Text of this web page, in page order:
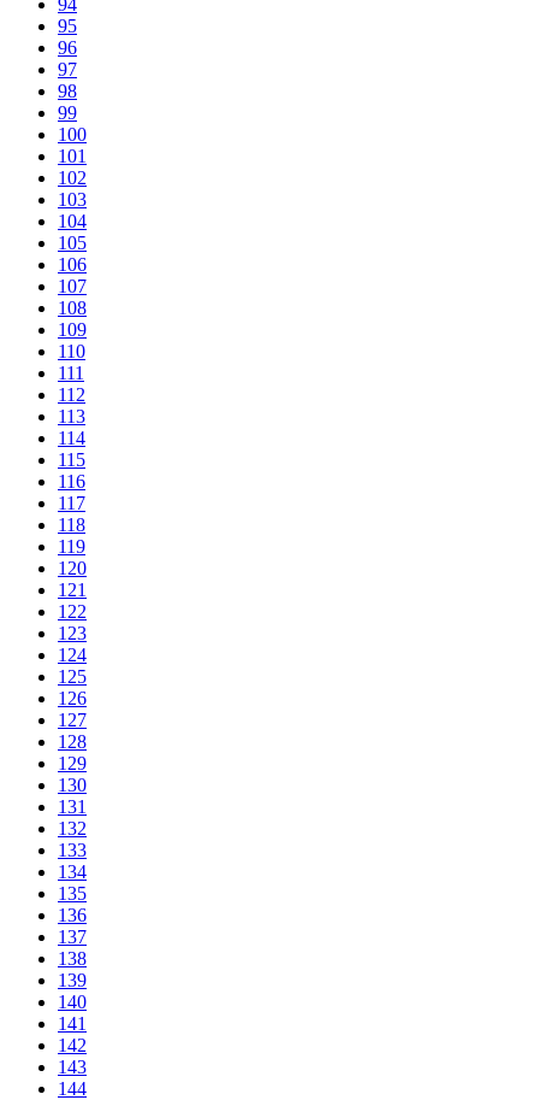
95
96
97
98
99
100
101
102
103
104
105
106
107
108
109
110
111
112
113
114
115
116
117
118
119
120
121
122
123
124
125
126
127
128
129
130
131
132
133
134
135
136
137
138
139
140
141
142
143
144